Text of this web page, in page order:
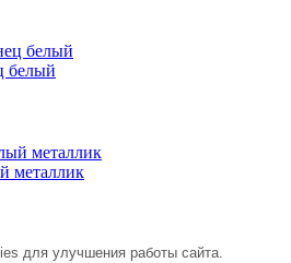
белый
металлик
для улучшения работы сайта.